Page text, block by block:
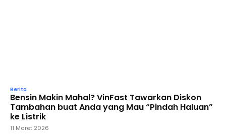
Berita
Bensin Makin Mahal? VinFast Tawarkan Diskon
Tambahan buat Anda yang Mau “Pindah Haluan”
ke Listrik
11 Maret 2026